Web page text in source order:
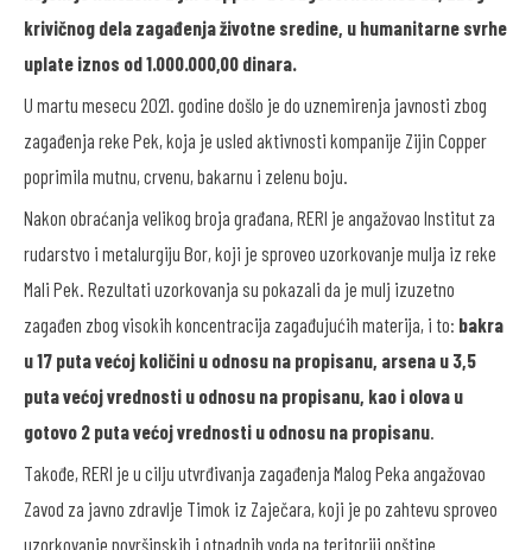
krivičnog dela zagađenja životne sredine, u humanitarne svrhe
uplate iznos od 1.000.000,00 dinara.
U martu mesecu 2021. godine došlo je do uznemirenja javnosti zbog
zagađenja reke Pek, koja je usled aktivnosti kompanije Zijin Copper
poprimila mutnu, crvenu, bakarnu i zelenu boju.
Nakon obraćanja velikog broja građana, RERI je angažovao Institut za
rudarstvo i metalurgiju Bor, koji je sproveo uzorkovanje mulja iz reke
Mali Pek. Rezultati uzorkovanja su pokazali da je mulj izuzetno
zagađen zbog visokih koncentracija zagađujućih materija, i to: bakra
u 17 puta većoj količini u odnosu na propisanu, arsena u 3,5
puta većoj vrednosti u odnosu na propisanu, kao i olova u
gotovo 2 puta većoj vrednosti u odnosu na propisanu.
Takođe, RERI je u cilju utvrđivanja zagađenja Malog Peka angažovao
Zavod za javno zdravlje Timok iz Zaječara, koji je po zahtevu sproveo
uzorkovanje površinskih i otpadnih voda na teritoriji opštine